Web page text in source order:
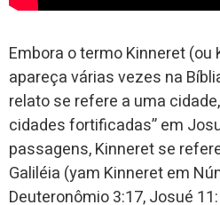
Embora o termo Kinneret (ou
apareça várias vezes na
relato se refere a uma
cidades fortificadas” em
passagens, Kinneret se
Galiléia (yam Kinneret em
Deuteronômio 3:17, Josué